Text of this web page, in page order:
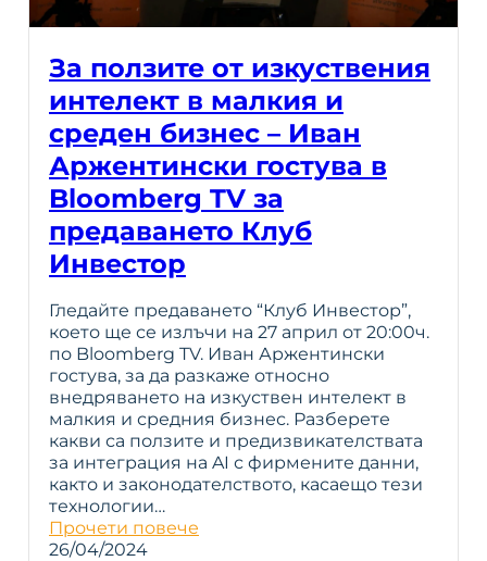
За ползите от изкуствения
интелект в малкия и
среден бизнес – Иван
Аржентински гостува в
Bloomberg TV за
предаването Клуб
Инвестор
Гледайте предаването “Клуб Инвестор”,
което ще се излъчи на 27 април от 20:00ч.
по Bloomberg TV. Иван Аржентински
гостува, за да разкаже относно
внедряването на изкуствен интелект в
малкия и средния бизнес. Разберете
какви са ползите и предизвикателствата
за интеграция на AI с фирмените данни,
както и законодателството, касаещо тези
технологии…
Прочети повече
26/04/2024